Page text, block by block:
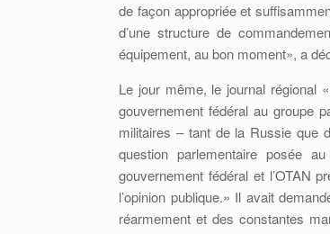
de façon appropriée et
d’une structure de
équipement, au bon moment», a
Le jour même, le journal régional
gouvernement fédéral au groupe
militaires – tant de la Russie que
question parlementaire posée
gouvernement fédéral et l’OTAN
l’opinion publique.» Il avait
réarmement et des constantes